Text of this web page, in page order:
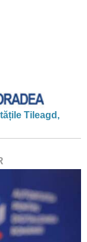
Tileagd,